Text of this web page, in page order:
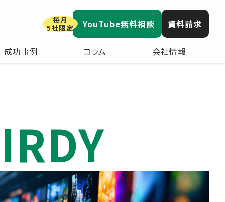
成功事例 コラム 会社情報
毎月
5社限定
YouTube無料相談 資料請求